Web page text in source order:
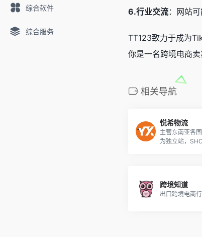
综合软件
综合服务
6.行业交流：网站
TT123致力于成为
你是一名跨境电商
相关导航
悦希物流
主营东南亚各
为独立站，
跨境知道
出口跨境电商